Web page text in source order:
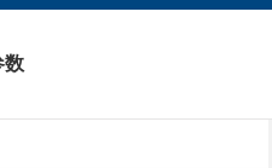
数